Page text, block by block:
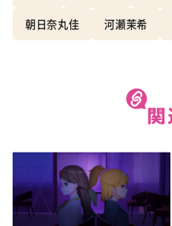
朝日奈丸佳 河瀬茉希